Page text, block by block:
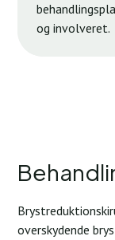
og involveret.
overskydende